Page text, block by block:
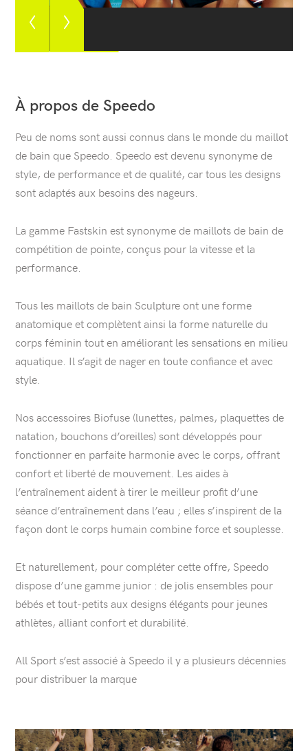
Afficher
précédente
Afficher
suivante
À propos de Speedo
Peu de noms sont aussi connus dans le monde du maillot
de bain que Speedo. Speedo est devenu synonyme de
style, de performance et de qualité, car tous les designs
sont adaptés aux besoins des nageurs.
La gamme Fastskin est synonyme de maillots de bain de
compétition de pointe, conçus pour la vitesse et la
performance.
Tous les maillots de bain Sculpture ont une forme
anatomique et complètent ainsi la forme naturelle du
corps féminin tout en améliorant les sensations en milieu
aquatique. Il s’agit de nager en toute confiance et avec
style.
Nos accessoires Biofuse (lunettes, palmes, plaquettes de
natation, bouchons d’oreilles) sont développés pour
fonctionner en parfaite harmonie avec le corps, offrant
confort et liberté de mouvement. Les aides à
l’entraînement aident à tirer le meilleur profit d’une
séance d’entraînement dans l’eau ; elles s’inspirent de la
façon dont le corps humain combine force et souplesse.
Et naturellement, pour compléter cette offre, Speedo
dispose d’une gamme junior : de jolis ensembles pour
bébés et tout-petits aux designs élégants pour jeunes
athlètes, alliant confort et durabilité.
All Sport s’est associé à Speedo il y a plusieurs décennies
pour distribuer la marque
articles.list
Afficher
l’article: